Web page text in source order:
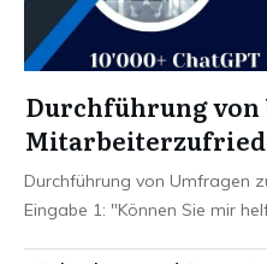
Durchführung von
Durchführung von Umfragen
Eingabe 1: "Können Sie mir